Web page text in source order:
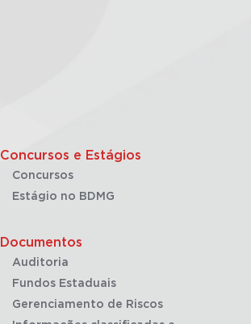
Concursos e Estágios
Concursos
Estágio no BDMG
Documentos
Auditoria
Fundos Estaduais
Gerenciamento de Riscos